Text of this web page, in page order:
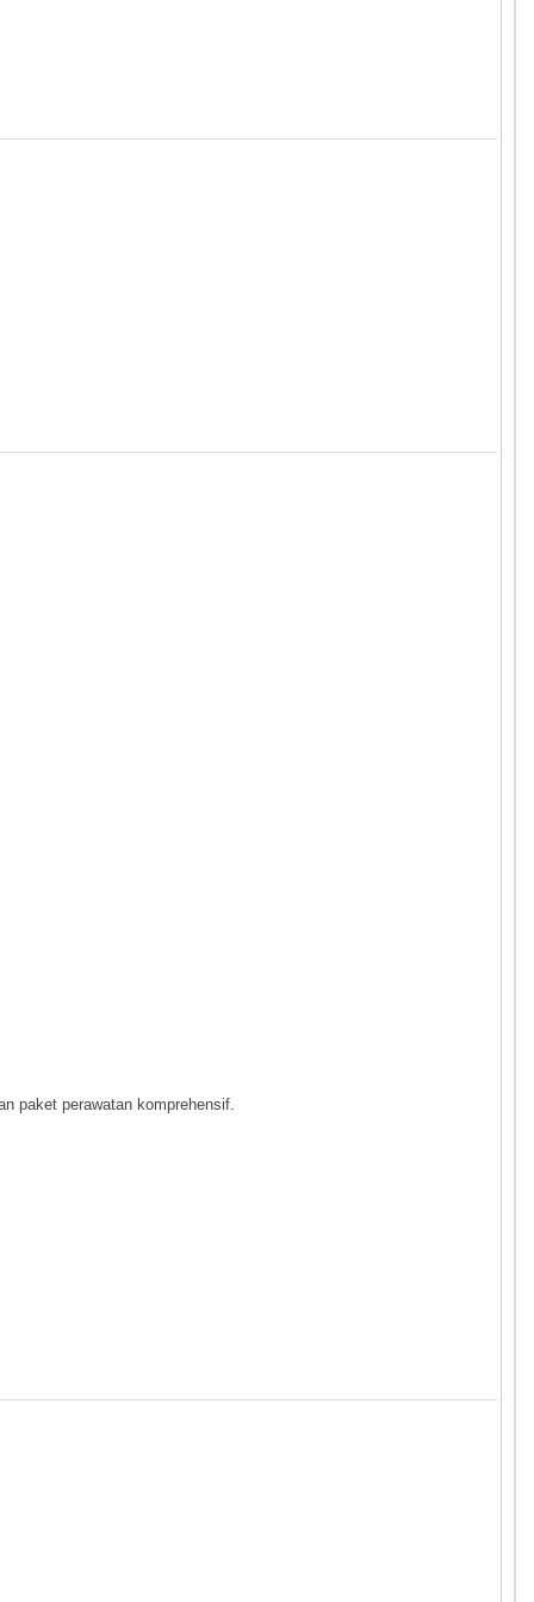
paket perawatan komprehensif.